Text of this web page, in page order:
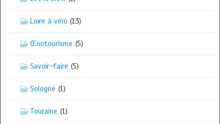
Loire à vélo (13)
Œnotourisme (5)
Savoir-faire (5)
Sologne (1)
Touraine (1)